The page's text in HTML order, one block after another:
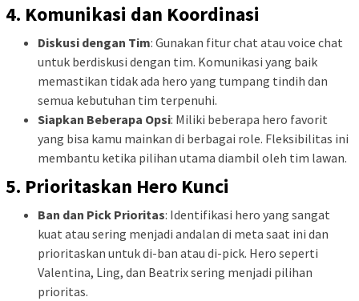
4. Komunikasi dan Koordinasi
Diskusi dengan Tim: Gunakan fitur chat atau voice chat
untuk berdiskusi dengan tim. Komunikasi yang baik
memastikan tidak ada hero yang tumpang tindih dan
semua kebutuhan tim terpenuhi.
Siapkan Beberapa Opsi: Miliki beberapa hero favorit
yang bisa kamu mainkan di berbagai role. Fleksibilitas ini
membantu ketika pilihan utama diambil oleh tim lawan.
5. Prioritaskan Hero Kunci
Ban dan Pick Prioritas: Identifikasi hero yang sangat
kuat atau sering menjadi andalan di meta saat ini dan
prioritaskan untuk di-ban atau di-pick. Hero seperti
Valentina, Ling, dan Beatrix sering menjadi pilihan
prioritas.